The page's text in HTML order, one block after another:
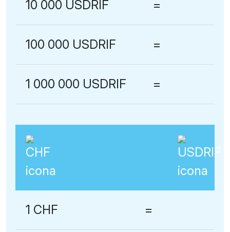
10 000 USDRIF =
100 000 USDRIF =
1 000 000 USDRIF =
1 CHF =